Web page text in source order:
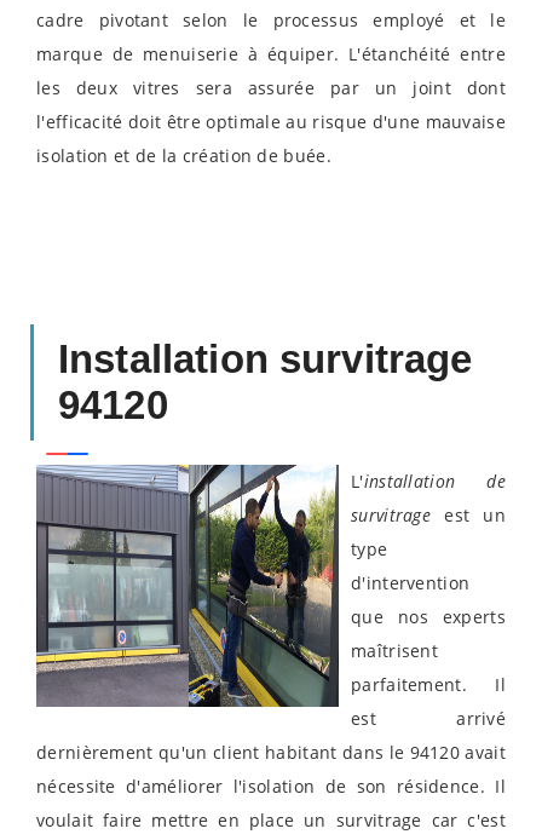
cadre pivotant selon le processus employé et le
marque de menuiserie à équiper. L'étanchéité entre
les deux vitres sera assurée par un joint dont
l'efficacité doit être optimale au risque d'une mauvaise
isolation et de la création de buée.
Installation survitrage
94120
L'installation de
survitrageest un
type
d'intervention
que nos experts
maîtrisent
parfaitement. Il
est arrivé
dernièrement qu'un client habitant dans le 94120 avait
nécessite d'améliorer l'isolation de son résidence. Il
voulait faire mettre en place un survitrage car c'est